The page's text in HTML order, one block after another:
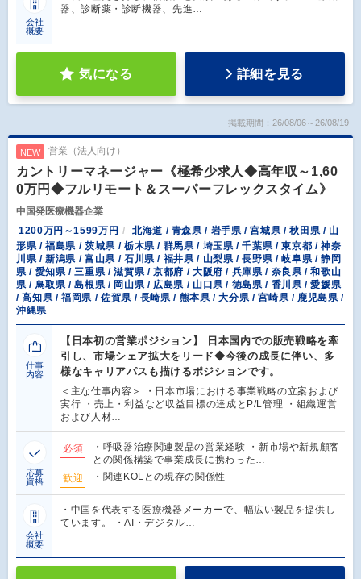
会社
概要
器、診断薬・診断機器、先進…
気になる 詳細を見る
掲載期間：26/08/06～26/08/19
NEW 営業（法人向け）
カントリーマネージャー《極希少求人◆高年収～1,60
0万円◆フルリモート＆スーパーフレックスタイム》
中国発医療機器企業
1200万円～1599万円
北海道 / 青森県 / 岩手県 / 宮城県 / 秋田県 / 山
形県 / 福島県 / 茨城県 / 栃木県 / 群馬県 / 埼玉県 / 千葉県 / 東京都 / 神奈
川県 / 新潟県 / 富山県 / 石川県 / 福井県 / 山梨県 / 長野県 / 岐阜県 / 静岡
県 / 愛知県 / 三重県 / 滋賀県 / 京都府 / 大阪府 / 兵庫県 / 奈良県 / 和歌山
県 / 鳥取県 / 島根県 / 岡山県 / 広島県 / 山口県 / 徳島県 / 香川県 / 愛媛県
/ 高知県 / 福岡県 / 佐賀県 / 長崎県 / 熊本県 / 大分県 / 宮崎県 / 鹿児島県 /
沖縄県
仕事
内容
【日本初の営業ポジション】 日本国内での販売戦略を牽
引し、市場シェア拡大をリード◆今後の成長に伴い、多
様なキャリアパスも描けるポジションです。
＜主な仕事内容＞ ・日本市場における事業戦略の立案および
実行 ・売上・利益など収益目標の達成とP/L管理 ・組織運営
および人材…
応募
資格
必須
・呼吸器治療関連製品の営業経験 ・新市場や新規顧客
との関係構築で事業成長に携わった…
歓迎
・関連KOLとの現存の関係性
会社
概要
・中国を代表する医療機器メーカーで、幅広い製品を提供し
ています。 ・AI・デジタル…